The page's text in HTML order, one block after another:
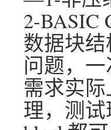
2-BASIC
数据块结
问题，
需求实
理，测